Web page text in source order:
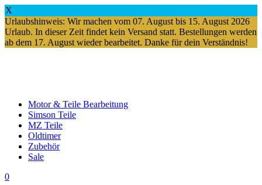
X
Urlaubshinweis: Wir machen vom 07. August bis 15. August 2026
Urlaub. In dieser Zeit findet kein Versand statt. Bestellungen werden
ab dem 17. August wieder bearbeitet. Danke für dein Verständnis!
Motor & Teile Bearbeitung
Simson Teile
MZ Teile
Oldtimer
Zubehör
Sale
0